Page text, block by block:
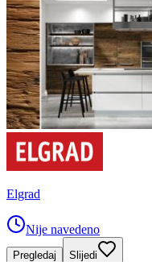
Elgrad
Nije navedeno
Pregledaj Slijedi